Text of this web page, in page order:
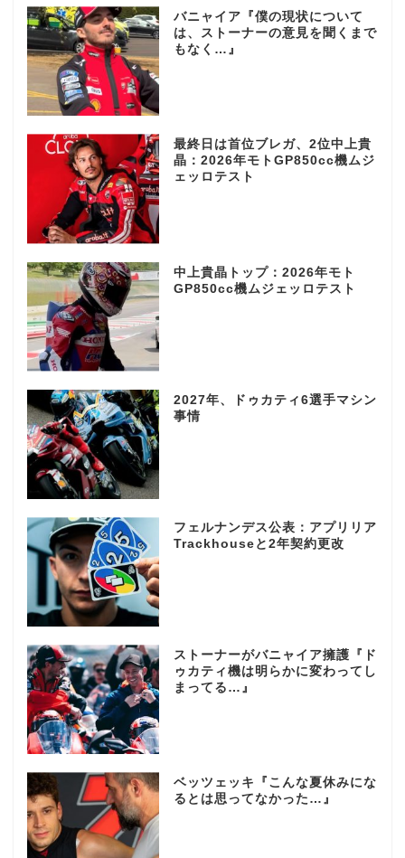
バニャイア『僕の現状について
は、ストーナーの意見を聞くまで
もなく…』
最終日は首位ブレガ、2位中上貴
晶：2026年モトGP850cc機ムジ
ェッロテスト
中上貴晶トップ：2026年モト
GP850cc機ムジェッロテスト
2027年、ドゥカティ6選手マシン
事情
フェルナンデス公表：アプリリア
Trackhouseと2年契約更改
ストーナーがバニャイア擁護『ド
ゥカティ機は明らかに変わってし
まってる…』
ベッツェッキ『こんな夏休みにな
るとは思ってなかった…』